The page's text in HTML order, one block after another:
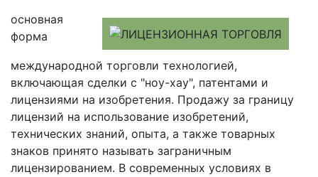
основная
форма
международной торговли технологией,
включающая сделки с "ноу-хау", патентами и
лицензиями на изобретения. Продажу за границу
лицензий на использование изобретений,
технических знаний, опыта, а также товарных
знаков принято называть заграничным
лицензированием. В современных условиях в